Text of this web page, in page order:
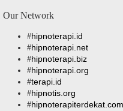
Our Network
#hipnoterapi.id
#hipnoterapi.net
#hipnoterapi.biz
#hipnoterapi.org
#terapi.id
#hipnotis.org
#hipnoterapiterdekat.com